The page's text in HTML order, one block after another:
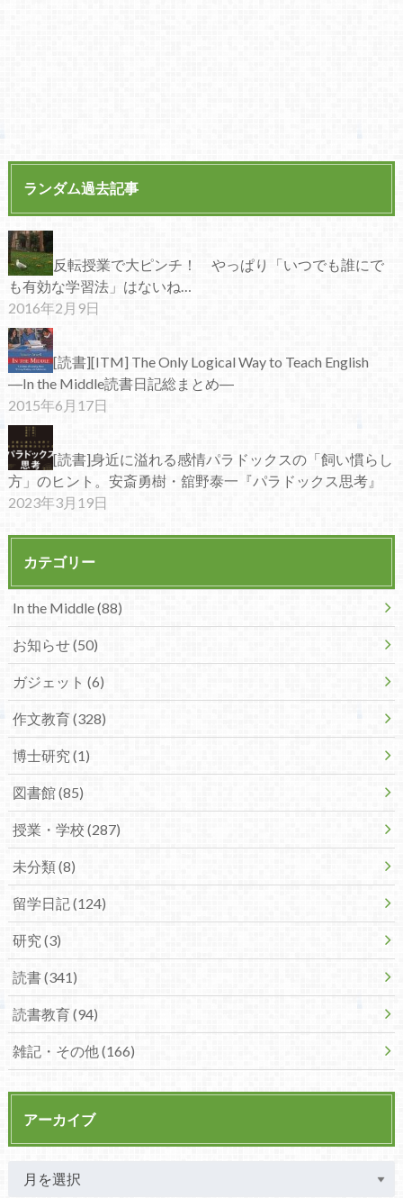
ランダム過去記事
反転授業で大ピンチ！ やっぱり「いつでも誰にで
も有効な学習法」はないね…
2016年2月9日
[読書][ITM] The Only Logical Way to Teach English
―In the Middle読書日記総まとめ―
2015年6月17日
[読書]身近に溢れる感情パラドックスの「飼い慣らし
方」のヒント。安斎勇樹・舘野泰一『パラドックス思考』
2023年3月19日
カテゴリー
In the Middle (88)
お知らせ (50)
ガジェット (6)
作文教育 (328)
博士研究 (1)
図書館 (85)
授業・学校 (287)
未分類 (8)
留学日記 (124)
研究 (3)
読書 (341)
読書教育 (94)
雑記・その他 (166)
アーカイブ